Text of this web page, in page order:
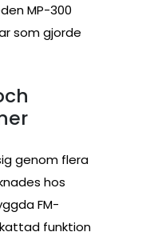
MP-300
som gjorde
genom flera
hos
FM-
funktion